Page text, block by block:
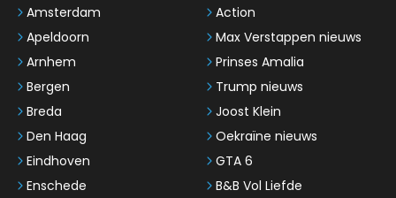
Amsterdam
Apeldoorn
Arnhem
Bergen
Breda
Den Haag
Eindhoven
Enschede
Action
Max Verstappen nieuws
Prinses Amalia
Trump nieuws
Joost Klein
Oekraïne nieuws
GTA 6
B&B Vol Liefde